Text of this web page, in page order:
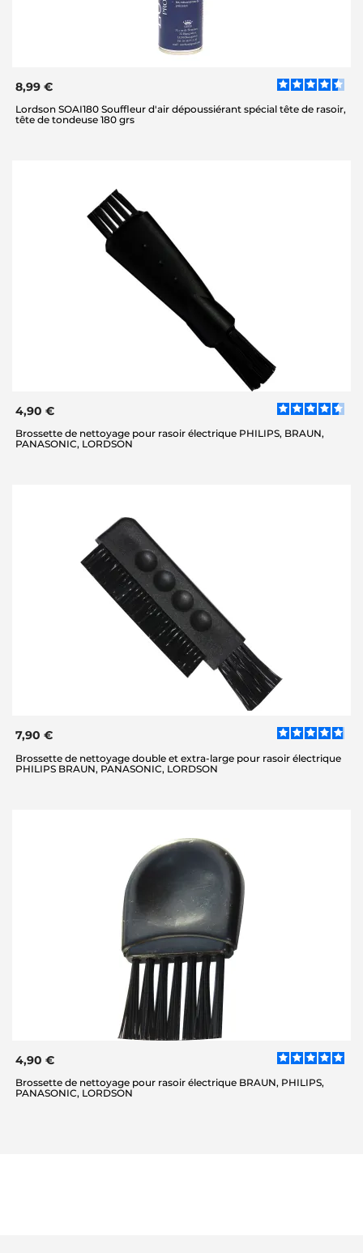
8,99 €
Lordson SOAI180 Souffleur d'air dépoussiérant spécial tête de rasoir,
tête de tondeuse 180 grs
4,90 €
Brossette de nettoyage pour rasoir électrique PHILIPS, BRAUN,
PANASONIC, LORDSON
7,90 €
Brossette de nettoyage double et extra-large pour rasoir électrique
PHILIPS BRAUN, PANASONIC, LORDSON
4,90 €
Brossette de nettoyage pour rasoir électrique BRAUN, PHILIPS,
PANASONIC, LORDSON